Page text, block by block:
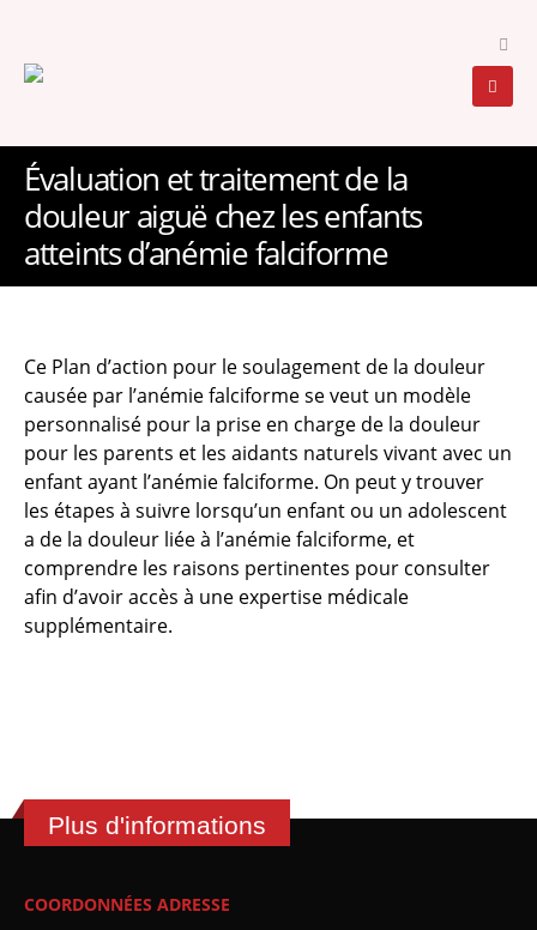
Évaluation et traitement de la
douleur aiguë chez les enfants
atteints d’anémie falciforme
Ce Plan d’action pour le soulagement de la douleur
causée par l’anémie falciforme se veut un modèle
personnalisé pour la prise en charge de la douleur
pour les parents et les aidants naturels vivant avec un
enfant ayant l’anémie falciforme. On peut y trouver
les étapes à suivre lorsqu’un enfant ou un adolescent
a de la douleur liée à l’anémie falciforme, et
comprendre les raisons pertinentes pour consulter
afin d’avoir accès à une expertise médicale
supplémentaire.
Plus d'informations
COORDONNÉES ADRESSE